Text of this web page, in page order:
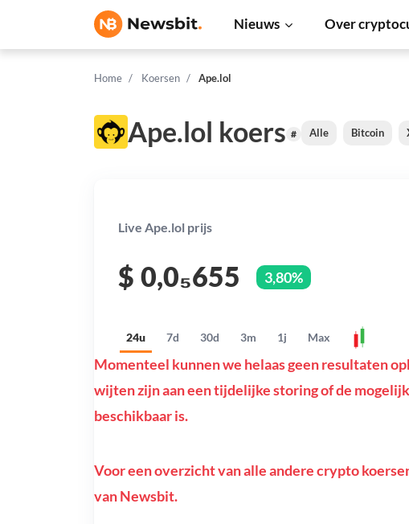
Nieuws Over
Home Koersen Ape.lol
Ape.lol koers # Alle Bitcoin
Live Ape.lol prijs
$ 0,0₅655 3,80%
24u 7d 30d 3m 1j Max
Momenteel kunnen we helaas geen resultaten
wijten zijn aan een tijdelijke storing of de
beschikbaar is.
Voor een overzicht van alle andere crypto
van Newsbit.